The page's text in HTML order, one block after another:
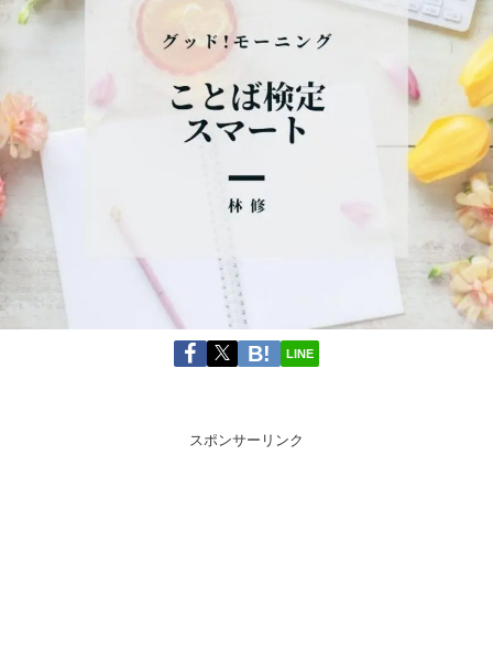
LINE
スポンサーリンク